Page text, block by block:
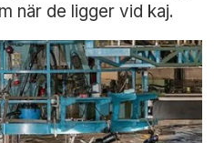
när de ligger vid kaj.